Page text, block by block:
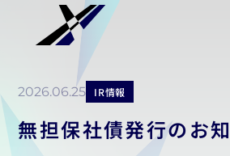
2026.06.25 IR情報
無担保社債発行のお